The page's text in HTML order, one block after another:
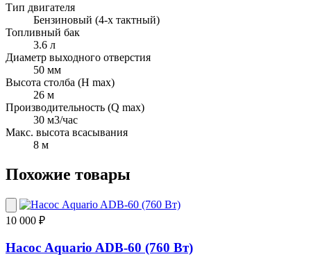
Тип двигателя
Бензиновый (4-х тактный)
Топливный бак
3.6 л
Диаметр выходного отверстия
50 мм
Высота столба (H max)
26 м
Производительность (Q max)
30 м3/час
Макс. высота всасывания
8 м
Похожие товары
10 000 ₽
Насос Aquario ADB-60 (760 Вт)